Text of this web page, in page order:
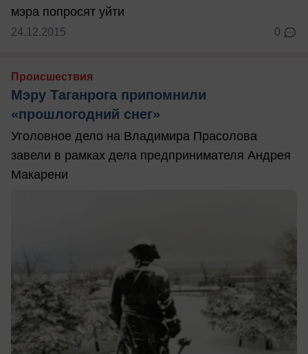
мэра попросят уйти
24.12.2015 0
Происшествия
Мэру Таганрога припомнили
«прошлогодний снег»
Уголовное дело на Владимира Прасолова
завели в рамках дела предпринимателя Андрея
Макарени